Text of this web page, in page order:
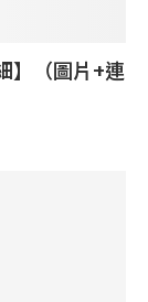
】（圖片+連